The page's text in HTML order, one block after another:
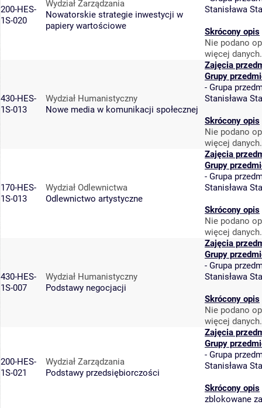
200-HES-
1S-020
Wydział Zarządzania
Nowatorskie strategie inwestycji w
papiery wartościowe
Stanisława
Skrócony opis
Nie podano
więcej danych.
430-HES-
1S-013
Wydział Humanistyczny
Nowe media w komunikacji społecznej
Zajęcia
Grupy
- Grupa
Stanisława
Skrócony opis
Nie podano
więcej danych.
170-HES-
1S-013
Wydział Odlewnictwa
Odlewnictwo artystyczne
Zajęcia
Grupy
- Grupa
Stanisława
Skrócony opis
Nie podano
więcej danych.
430-HES-
1S-007
Wydział Humanistyczny
Podstawy negocjacji
Zajęcia
Grupy
- Grupa
Stanisława
Skrócony opis
Nie podano
więcej danych.
200-HES-
1S-021
Wydział Zarządzania
Podstawy przedsiębiorczości
Zajęcia
Grupy
- Grupa
Stanisława
Skrócony opis
zblokowane